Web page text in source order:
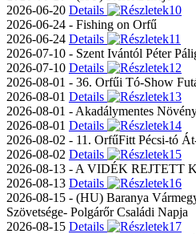
2026-06-20 Details
2026-06-24 - Fishing on Orfű
2026-06-24 Details
2026-07-10 - Szent Ivántól Péter
2026-07-10 Details
2026-08-01 - 36. Orfűi Tó-Show
2026-08-01 Details
2026-08-01 - Akadálymentes
2026-08-01 Details
2026-08-02 - 11. OrfűFitt Pécsi-tó
2026-08-02 Details
2026-08-13 - A VIDÉK REJTETT
2026-08-13 Details
2026-08-15 - (HU) Baranya
Szövetsége- Polgárőr Családi Napja
2026-08-15 Details